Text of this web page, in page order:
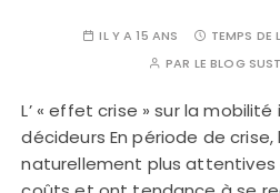
IL Y A 15 ANS TEMPS DE
PAR LE BLOG
L’ « effet crise » sur la
décideurs En période de
naturellement plus attentives